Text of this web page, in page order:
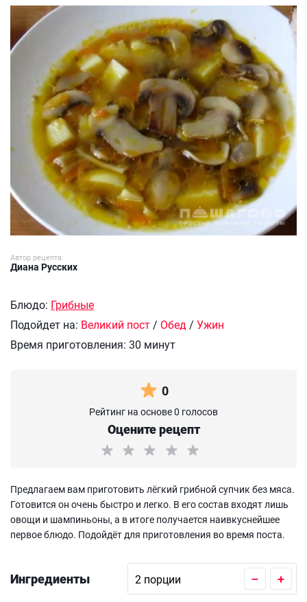
Быстрый суп из свежих шампиньонов, картофеля и
Автор рецепта:
Диана Русских
Блюдо: Грибные
Подойдет на: Великий пост/ Обед/ Ужин
Время приготовления: 30 минут
0
Рейтинг на основе 0 голосов
Оцените рецепт
Предлагаем вам приготовить лёгкий грибной супчик без мяса.
Готовится он очень быстро и легко. В его состав входят лишь
овощи и шампиньоны, а в итоге получается наивкуснейшее
первое блюдо. Подойдёт для приготовления во время поста.
Ингредиенты – +